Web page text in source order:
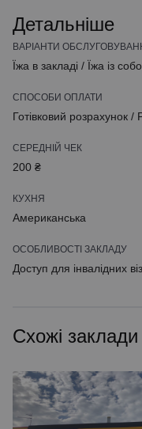
Детальніше
ВАРІАНТИ
Їжа в закладі / Їжа із
СПОСОБИ ОПЛАТИ
Готівковий розрахунок /
СЕРЕДНІЙ ЧЕК
200 ₴
КУХНЯ
Американська
ОСОБЛИВОСТІ ЗАКЛАДУ
Доступ для інвалідних
Схожі заклади